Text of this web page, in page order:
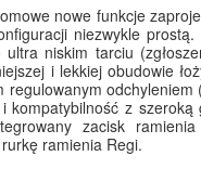
nowe funkcje
niezwykle
niskim tarciu
i lekkiej obudowie
odchyleniem
z szeroką
zacisk
ramienia Regi.